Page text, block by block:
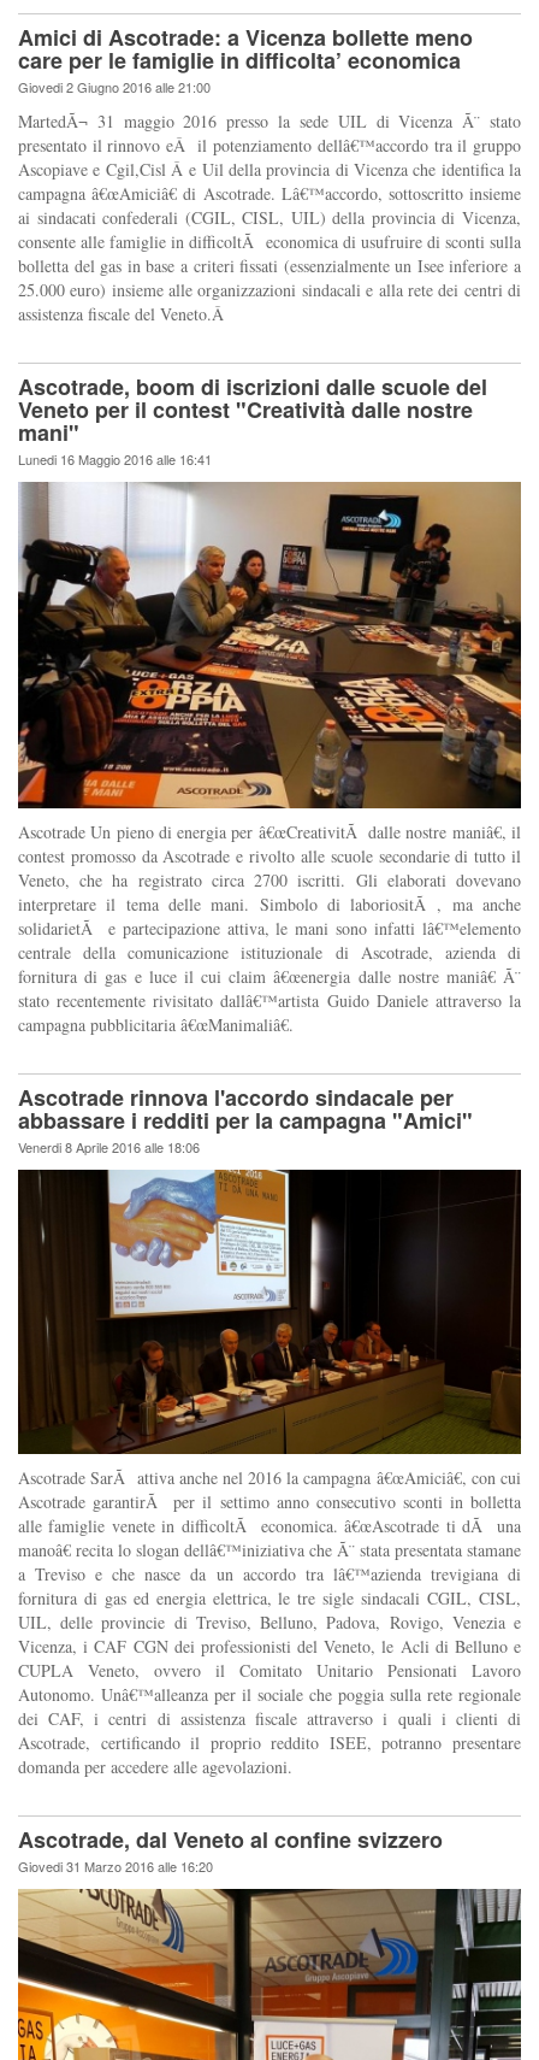
Amici di Ascotrade: a Vicenza bollette meno
care per le famiglie in difficolta’ economica
Giovedi 2 Giugno 2016 alle 21:00
MartedÃ¬ 31 maggio 2016 presso la sede UIL di Vicenza Ã¨ stato
presentato il rinnovo eÂ il potenziamento dellâ€™accordo tra il gruppo
Ascopiave e Cgil,Cisl Â e Uil della provincia di Vicenza che identifica la
campagna â€œAmiciâ€ di Ascotrade. Lâ€™accordo, sottoscritto insieme
ai sindacati confederali (CGIL, CISL, UIL) della provincia di Vicenza,
consente alle famiglie in difficoltÃ economica di usufruire di sconti sulla
bolletta del gas in base a criteri fissati (essenzialmente un Isee inferiore a
25.000 euro) insieme alle organizzazioni sindacali e alla rete dei centri di
assistenza fiscale del Veneto.Â
Ascotrade, boom di iscrizioni dalle scuole del
Veneto per il contest "Creatività dalle nostre
mani"
Lunedi 16 Maggio 2016 alle 16:41
Ascotrade Un pieno di energia per â€œCreativitÃ dalle nostre maniâ€, il
contest promosso da Ascotrade e rivolto alle scuole secondarie di tutto il
Veneto, che ha registrato circa 2700 iscritti. Gli elaborati dovevano
interpretare il tema delle mani. Simbolo di laboriositÃ , ma anche
solidarietÃ e partecipazione attiva, le mani sono infatti lâ€™elemento
centrale della comunicazione istituzionale di Ascotrade, azienda di
fornitura di gas e luce il cui claim â€œenergia dalle nostre maniâ€ Ã¨
stato recentemente rivisitato dallâ€™artista Guido Daniele attraverso la
campagna pubblicitaria â€œManimaliâ€.
Ascotrade rinnova l'accordo sindacale per
abbassare i redditi per la campagna "Amici"
Venerdi 8 Aprile 2016 alle 18:06
Ascotrade SarÃ attiva anche nel 2016 la campagna â€œAmiciâ€, con cui
Ascotrade garantirÃ per il settimo anno consecutivo sconti in bolletta
alle famiglie venete in difficoltÃ economica. â€œAscotrade ti dÃ una
manoâ€ recita lo slogan dellâ€™iniziativa che Ã¨ stata presentata stamane
a Treviso e che nasce da un accordo tra lâ€™azienda trevigiana di
fornitura di gas ed energia elettrica, le tre sigle sindacali CGIL, CISL,
UIL, delle provincie di Treviso, Belluno, Padova, Rovigo, Venezia e
Vicenza, i CAF CGN dei professionisti del Veneto, le Acli di Belluno e
CUPLA Veneto, ovvero il Comitato Unitario Pensionati Lavoro
Autonomo. Unâ€™alleanza per il sociale che poggia sulla rete regionale
dei CAF, i centri di assistenza fiscale attraverso i quali i clienti di
Ascotrade, certificando il proprio reddito ISEE, potranno presentare
domanda per accedere alle agevolazioni.
Ascotrade, dal Veneto al confine svizzero
Giovedi 31 Marzo 2016 alle 16:20